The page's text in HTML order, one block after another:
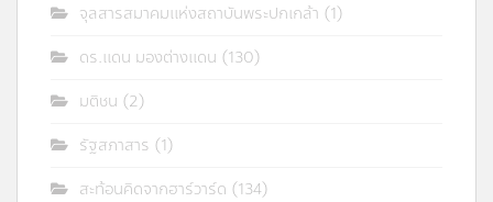
จุลสารสมาคมแห่งสถาบันพระปกเกล้า (1)
ดร.แดน มองต่างแดน (130)
มติชน (2)
รัฐสภาสาร (1)
สะท้อนคิดจากฮาร์วาร์ด (134)